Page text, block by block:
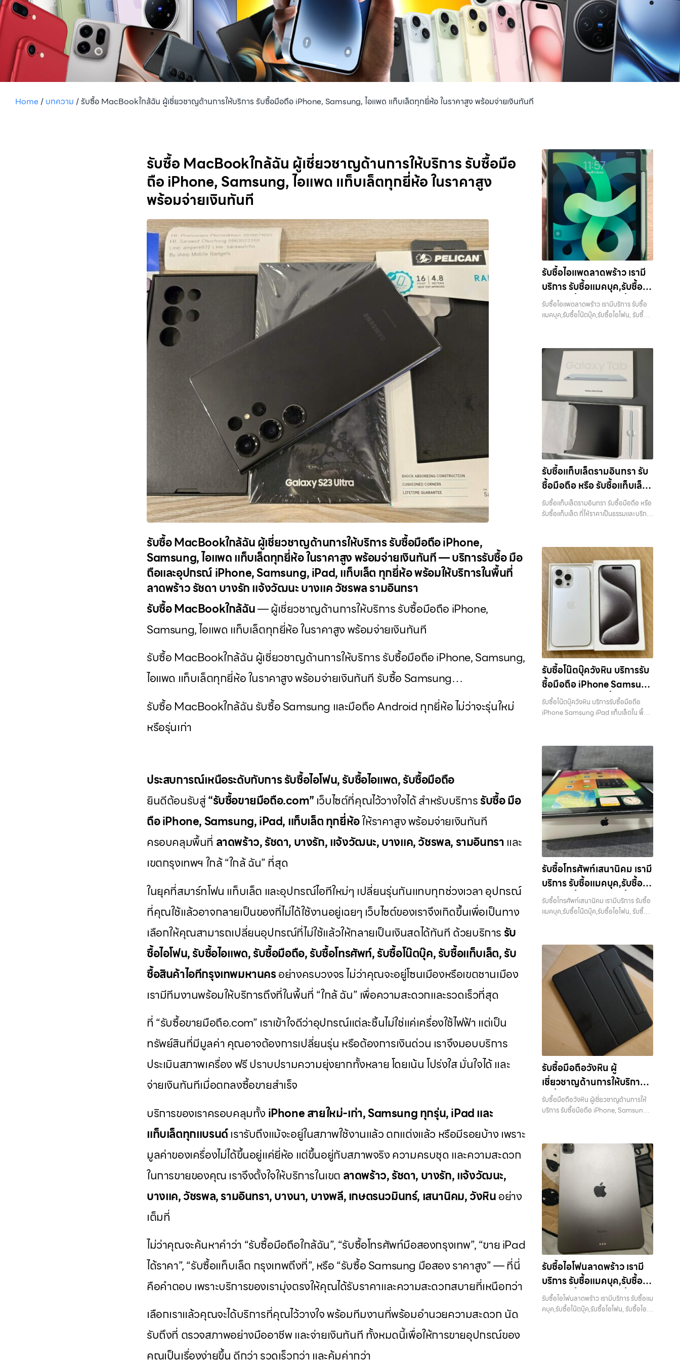
Home/ บทความ /รับซื้อ MacBookใกล้ฉัน ผู้เชี่ยวชาญด้านการให้บริการ รับซื้อมือถือ iPhone, Samsung, ไอแพด แท็บเล็ตทุกยี่ห้อ ในราคาสูง พร้อมจ่ายเงินทันที
รับซื้อ MacBookใกล้ฉัน ผู้เชี่ยวชาญด้านการให้บริการ รับซื้อมือ
ถือ iPhone, Samsung, ไอแพด แท็บเล็ตทุกยี่ห้อ ในราคาสูง
พร้อมจ่ายเงินทันที
รับซื้อ MacBookใกล้ฉัน ผู้เชี่ยวชาญด้านการให้บริการ รับซื้อมือถือ iPhone,
Samsung, ไอแพด แท็บเล็ตทุกยี่ห้อ ในราคาสูง พร้อมจ่ายเงินทันที — บริการรับซื้อ มือ
ถือและอุปกรณ์ iPhone, Samsung, iPad, แท็บเล็ต ทุกยี่ห้อ พร้อมให้บริการในพื้นที่
ลาดพร้าว รัชดา บางรัก แจ้งวัฒนะ บางแค วัชรพล รามอินทรา
รับซื้อ MacBookใกล้ฉัน— ผู้เชี่ยวชาญด้านการให้บริการ รับซื้อมือถือ iPhone,
Samsung, ไอแพด แท็บเล็ตทุกยี่ห้อ ในราคาสูง พร้อมจ่ายเงินทันที
รับซื้อ MacBookใกล้ฉัน ผู้เชี่ยวชาญด้านการให้บริการ รับซื้อมือถือ iPhone, Samsung,
ไอแพด แท็บเล็ตทุกยี่ห้อ ในราคาสูง พร้อมจ่ายเงินทันที รับซื้อ Samsung…
รับซื้อ MacBookใกล้ฉัน รับซื้อ Samsung และมือถือ Android ทุกยี่ห้อ ไม่ว่าจะรุ่นใหม่
หรือรุ่นเก่า
ประสบการณ์เหนือระดับกับการรับซื้อไอโฟน,รับซื้อไอแพด,รับซื้อมือถือ
ยินดีต้อนรับสู่“รับซื้อขายมือถือ.com” เว็บไซต์ที่คุณไว้วางใจได้ สำหรับบริการรับซื้อ มือ
ถือ iPhone, Samsung, iPad, แท็บเล็ต ทุกยี่ห้อให้ราคาสูง พร้อมจ่ายเงินทันที
ครอบคลุมพื้นที่ ลาดพร้าว, รัชดา, บางรัก, แจ้งวัฒนะ, บางแค, วัชรพล, รามอินทรา และ
เขตกรุงเทพฯ ใกล้ “ใกล้ ฉัน” ที่สุด
ในยุคที่สมาร์ทโฟน แท็บเล็ต และอุปกรณ์ไอทีใหม่ๆ เปลี่ยนรุ่นกันแทบทุกช่วงเวลา อุปกรณ์
ที่คุณใช้แล้วอาจกลายเป็นของที่ไม่ได้ใช้งานอยู่เฉยๆ เว็บไซต์ของเราจึงเกิดขึ้นเพื่อเป็นทาง
เลือกให้คุณสามารถเปลี่ยนอุปกรณ์ที่ไม่ใช้แล้วให้กลายเป็นเงินสดได้ทันที ด้วยบริการรับ
ซื้อไอโฟน, รับซื้อไอแพด, รับซื้อมือถือ, รับซื้อโทรศัพท์, รับซื้อโน๊ตบุ๊ค, รับซื้อแท็บเล็ต, รับ
ซื้อสินค้าไอทีกรุงเทพมหานครอย่างครบวงจร ไม่ว่าคุณจะอยู่โซนเมืองหรือเขตชานเมือง
เรามีทีมงานพร้อมให้บริการถึงที่ในพื้นที่ “ใกล้ ฉัน” เพื่อความสะดวกและรวดเร็วที่สุด
ที่ “รับซื้อขายมือถือ.com” เราเข้าใจดีว่าอุปกรณ์แต่ละชิ้นไม่ใช่แค่เครื่องใช้ไฟฟ้า แต่เป็น
ทรัพย์สินที่มีมูลค่า คุณอาจต้องการเปลี่ยนรุ่น หรือต้องการเงินด่วน เราจึงมอบบริการ
ประเมินสภาพเครื่อง ฟรี ปราบปรามความยุ่งยากทั้งหลาย โดยเน้น โปร่งใส มั่นใจได้ และ
จ่ายเงินทันทีเมื่อตกลงซื้อขายสำเร็จ
บริการของเราครอบคลุมทั้ง iPhone สายใหม่-เก่า, Samsung ทุกรุ่น, iPad และ
แท็บเล็ตทุกแบรนด์เรารับถึงแม้จะอยู่ในสภาพใช้งานแล้ว ตกแต่งแล้ว หรือมีรอยบ้าง เพราะ
มูลค่าของเครื่องไม่ได้ขึ้นอยู่แค่ยี่ห้อ แต่ขึ้นอยู่กับสภาพจริง ความครบชุด และความสะดวก
ในการขายของคุณ เราจึงตั้งใจให้บริการในเขต ลาดพร้าว, รัชดา, บางรัก, แจ้งวัฒนะ,
บางแค, วัชรพล, รามอินทรา, บางนา, บางพลี, เกษตรนวมินทร์, เสนานิคม, วังหินอย่าง
เต็มที่
ไม่ว่าคุณจะค้นหาคำว่า “รับซื้อมือถือใกล้ฉัน”, “รับซื้อโทรศัพท์มือสองกรุงเทพ”, “ขาย iPad
ได้ราคา”, “รับซื้อแท็บเล็ต กรุงเทพถึงที่”, หรือ “รับซื้อ Samsung มือสอง ราคาสูง” — ที่นี่
คือคำตอบ เพราะบริการของเรามุ่งตรงให้คุณได้รับราคาและความสะดวกสบายที่เหนือกว่า
เลือกเราแล้วคุณจะได้บริการที่คุณไว้วางใจ พร้อมทีมงานที่พร้อมอำนวยความสะดวก นัด
รับถึงที่ ตรวจสภาพอย่างมืออาชีพ และจ่ายเงินทันที ทั้งหมดนี้เพื่อให้การขายอุปกรณ์ของ
คุณเป็นเรื่องง่ายขึ้น ดีกว่า รวดเร็วกว่า และคุ้มค่ากว่า
รับซื้อไอแพดลาดพร้าว เรามี
บริการ รับซื้อแมคบุค,รับซื้อโน๊
ตบุ๊ค,รับซื้อไอโฟน, รับซื้อไอ
แพด, รับซื้อมือถือ หรือ รับซื้อ
รับซื้อไอแพดลาดพร้าว เรามีบริการ รับซื้อ
แมคบุค,รับซื้อโน๊ตบุ๊ค,รับซื้อไอโฟน, รับซื้อ
เคียง — บริการรับซื้อ มือถือและอุปกรณ์
iPhone, Samsung, iPad, แท็บเล็ต ทุก
ยี่ห้อ พร้อมให้บริการในพื้นที่ ลาดพร้าว รัช
ดา บางรัก แจ้งวัฒนะ บางแค วัชรพล
รามอินทรา รับซื้อไอแพดลาดพร้าว — เรามี
บริการ รับซื้อแมคบุค,รับซื้อโน๊ตบุ๊ค,รับซื้อไอ
โฟน, รับซื้อไอแพด, รับซื้อมือถือ หรือ รับซื้อ
แท็บเล็ต บริการครอบคลุมทั่วกรุงเทพ และ
พื้นที่ใกล้เคียง รับซื้อไอแพดลาดพร้าว เรามี
บริการ รับซื้อแมคบุค,รับซื้อโน๊ตบุ๊ค,รับซื้อไอ
โฟน, รับซื้อไอแพด, รับซื้อมือถือ หรือ รับซื้อ
แท็บเล็ต บริการครอบคลุมทั่วกรุงเทพ… รับ
ซื้อไอแพดลาดพร้าว รับซื้อ iPad และ
แท็บเล็ตทุกแบรนด์ ทุกสภาพ — ขอขายง่าย
การ รับซื้อไอโฟน, รับซื้อไอแพด, รับซื้อมือ
ถือ ยินดีต้อนรับสู่ “รับซื้อขายมือถือ.com”
แท็บเล็ต ทุกยี่ห้อ ให้ราคาสูง พร้อมจ่ายเงิน
ทันที ครอบคลุมพื้นที่ ลาดพร้าว, รัชดา,
บางรัก, แจ้งวัฒนะ, บางแค, วัชรพล,
รามอินทรา และเขตกรุงเทพฯ ใกล้ “ใกล้ ฉัน”
ที่สุด ในยุคที่สมาร์ทโฟน แท็บเล็ต และ
อุปกรณ์ไอทีใหม่ๆ เปลี่ยนรุ่นกันแทบทุกช่วง
เวลา อุปกรณ์ที่คุณใช้แล้วอาจกลายเป็น
ของที่ไม่ได้ใช้งานอยู่เฉยๆ เว็บไซต์ของเราจึง
เกิดขึ้นเพื่อเป็นทางเลือกให้คุณสามารถ
เปลี่ยนอุปกรณ์ที่ไม่ใช้แล้วให้กลายเป็น
เงินสดได้ทันที ด้วยบริการ รับซื้อไอโฟน, รับ
ซื้อไอแพด, รับซื้อมือถือ, รับซื้อโทรศัพท์, รับ
ซื้อโน๊ตบุ๊ค, รับซื้อแท็บเล็ต, รับซื้อสินค้าไอที
กรุงเทพมหานคร อย่างครบวงจร ไม่ว่าคุณ
จะอยู่โซนเมืองหรือเขตชานเมือง เรามีทีม
งานพร้อมให้บริการถึงที่ในพื้นที่ “ใกล้ ฉัน”
เพื่อความสะดวกและรวดเร็วที่สุด ที่ “รับซื้อ
ทรัพย์สินที่มีมูลค่า คุณอาจต้องการเปลี่ยน
รุ่น หรือต้องการเงินด่วน เราจึงมอบบริการ
ประเมินสภาพเครื่อง ฟรี ปราบปรามความ
ยุ่งยากทั้งหลาย โดยเน้น โปร่งใส มั่นใจได้
และจ่ายเงินทันทีเมื่อตกลงซื้อขายสำเร็จ
บริการของเราครอบคลุมทั้ง iPhone สาย
ใหม่-เก่า, Samsung ทุกรุ่น, iPad และ
แท็บเล็ตทุกแบรนด์ เรารับถึงแม้จะอยู่ใน
สภาพใช้งานแล้ว ตกแต่งแล้ว หรือมีรอย
บ้าง เพราะมูลค่าของเครื่องไม่ได้ขึ้นอยู่แค่
ยี่ห้อ แต่ขึ้นอยู่กับสภาพจริง ความครบชุด
และความสะดวกในการขายของคุณ เราจึง
ตั้งใจให้บริการในเขต ลาดพร้าว, รัชดา,
บางรัก, แจ้งวัฒนะ, บางแค, วัชรพล,
รามอินทรา, บางนา, บางพลี, เกษตรนวมิ
นทร์, เสนานิคม, วังหิน อย่างเต็มที่ ไม่ว่าคุณ
“รับซื้อ Samsung มือสอง ราคาสูง” — ที่
นี่คือคำตอบ เพราะบริการของเรามุ่งตรงให้
คุณได้รับราคาและความสะดวกสบายที่
เหนือกว่า เลือกเราแล้วคุณจะได้บริการที่คุณ
ไว้วางใจ พร้อมทีมงานที่พร้อมอำนวยความ
สะดวก นัดรับถึงที่ ตรวจสภาพอย่างมือ
อาชีพ และจ่ายเงินทันที ทั้งหมดนี้เพื่อให้การ
ขายอุปกรณ์ของคุณเป็นเรื่องง่ายขึ้น ดีกว่า
รวดเร็วกว่า และคุ้มค่ากว่า ทำไมต้องเลือก
เรา ผู้เชี่ยวชาญด้านการให้บริการ รับซื้อมือ
ถือ iPhone, Samsung, ไอแพด แท็บเล็ต
ทุกยี่ห้อ ในราคาสูง พร้อมจ่ายเงินทันที โดย
เน้นบริการในพื้นที่ ลาดพร้าว, รัชดา, บางรัก,
แจ้งวัฒนะ, บางแค, วัชรพล, รามอินทรา,
รวมถึง บางนา, บางพลี, เกษตรนวมินทร์,
เสนานิคม, วังหินไม่ว่าคุณจะต้องการ รับซื้อ
ไอที กรุงเทพฯ – เราพร้อมให้บริการครบ
วงจร บริการของเรา เราให้บริการแบบครบ
วงจรสำหรับลูกค้าที่ต้องการขายอุปกรณ์
ไอที ไม่ว่าจะเป็น:…
รับซื้อแท็บเล็ตรามอินทรา รับ
ซื้อมือถือ หรือ รับซื้อแท็บเล็ต
ที่ให้ราคาเป็นธรรมและบริการ
รวดเร็ว บริการครอบคลุมทั่ว
รับซื้อแท็บเล็ตรามอินทรา รับซื้อมือถือ หรือ
รับซื้อแท็บเล็ต ที่ให้ราคาเป็นธรรมและบริการ
อุปกรณ์ iPhone, Samsung, iPad,
แท็บเล็ต ทุกยี่ห้อ พร้อมให้บริการในพื้นที่
ลาดพร้าว รัชดา บางรัก แจ้งวัฒนะ บางแค
วัชรพล รามอินทรา รับซื้อแท็บเล็ตรามอินท
รา — รับซื้อมือถือ หรือ รับซื้อแท็บเล็ต ที่ให้
ราคาเป็นธรรมและบริการรวดเร็ว บริการ
ครอบคลุมทั่วกรุงเทพ และพื้นที่ใกล้เคียง รับ
ซื้อแท็บเล็ตรามอินทรา รับซื้อมือถือ หรือ รับ
ซื้อแท็บเล็ต ที่ให้ราคาเป็นธรรมและบริการ
รวดเร็ว บริการครอบคลุมทั่วกรุงเทพ และ
พื้นที่ใกล้เคียง รับซื้อ… รับซื้อแท็บเล็ตรามอิ
นทรา รับซื้อ Samsung และมือถือ
Android ทุกยี่ห้อ ไม่ว่าจะรุ่นใหม่หรือรุ่นเก่า
ประสบการณ์เหนือระดับกับการ รับซื้อไอ
โฟน, รับซื้อไอแพด, รับซื้อมือถือ ยินดี
ต้อนรับสู่ “รับซื้อขายมือถือ.com” เว็บไซต์
ที่คุณไว้วางใจได้ สำหรับบริการ รับซื้อ มือ
ครอบคลุมพื้นที่ ลาดพร้าว, รัชดา, บางรัก,
แจ้งวัฒนะ, บางแค, วัชรพล, รามอินทรา
และเขตกรุงเทพฯ ใกล้ “ใกล้ ฉัน” ที่สุด ในยุค
ที่สมาร์ทโฟน แท็บเล็ต และอุปกรณ์ไอทีใหม่ๆ
เปลี่ยนรุ่นกันแทบทุกช่วงเวลา อุปกรณ์ที่
คุณใช้แล้วอาจกลายเป็นของที่ไม่ได้ใช้งาน
อยู่เฉยๆ เว็บไซต์ของเราจึงเกิดขึ้นเพื่อเป็น
ทางเลือกให้คุณสามารถเปลี่ยนอุปกรณ์ที่ไม่
ใช้แล้วให้กลายเป็นเงินสดได้ทันที ด้วย
บริการ รับซื้อไอโฟน, รับซื้อไอแพด, รับซื้อ
มือถือ, รับซื้อโทรศัพท์, รับซื้อโน๊ตบุ๊ค, รับซื้อ
แท็บเล็ต, รับซื้อสินค้าไอทีกรุงเทพมหานคร
อย่างครบวงจร ไม่ว่าคุณจะอยู่โซนเมือง
หรือเขตชานเมือง เรามีทีมงานพร้อมให้
บริการถึงที่ในพื้นที่ “ใกล้ ฉัน” เพื่อความ
สะดวกและรวดเร็วที่สุด ที่ “รับซื้อขายมือ
ถือ.com” เราเข้าใจดีว่าอุปกรณ์แต่ละชิ้น
ต้องการเงินด่วน เราจึงมอบบริการประเมิน
สภาพเครื่อง ฟรี ปราบปรามความยุ่งยาก
ทั้งหลาย โดยเน้น โปร่งใส มั่นใจได้ และจ่าย
เงินทันทีเมื่อตกลงซื้อขายสำเร็จ บริการของ
เราครอบคลุมทั้ง iPhone สายใหม่-เก่า,
Samsung ทุกรุ่น, iPad และแท็บเล็ตทุก
แบรนด์ เรารับถึงแม้จะอยู่ในสภาพใช้งาน
แล้ว ตกแต่งแล้ว หรือมีรอยบ้าง เพราะมูลค่า
ของเครื่องไม่ได้ขึ้นอยู่แค่ยี่ห้อ แต่ขึ้นอยู่กับ
สภาพจริง ความครบชุด และความสะดวกใน
การขายของคุณ เราจึงตั้งใจให้บริการในเขต
ลาดพร้าว, รัชดา, บางรัก, แจ้งวัฒนะ,
บางแค, วัชรพล, รามอินทรา, บางนา,
บางพลี, เกษตรนวมินทร์, เสนานิคม, วังหิน
อย่างเต็มที่ ไม่ว่าคุณจะค้นหาคำว่า “รับซื้อ
มือถือใกล้ฉัน”, “รับซื้อโทรศัพท์มือสอง
ตอบ เพราะบริการของเรามุ่งตรงให้คุณได้
รับราคาและความสะดวกสบายที่เหนือกว่า
เลือกเราแล้วคุณจะได้บริการที่คุณไว้วางใจ
พร้อมทีมงานที่พร้อมอำนวยความสะดวก
นัดรับถึงที่ ตรวจสภาพอย่างมืออาชีพ และ
จ่ายเงินทันที ทั้งหมดนี้เพื่อให้การขาย
อุปกรณ์ของคุณเป็นเรื่องง่ายขึ้น ดีกว่า
รวดเร็วกว่า และคุ้มค่ากว่า ทำไมต้องเลือก
เรา ผู้เชี่ยวชาญด้านการให้บริการ รับซื้อมือ
ถือ iPhone, Samsung, ไอแพด แท็บเล็ต
ทุกยี่ห้อ ในราคาสูง พร้อมจ่ายเงินทันที โดย
เน้นบริการในพื้นที่ ลาดพร้าว, รัชดา, บางรัก,
แจ้งวัฒนะ, บางแค, วัชรพล, รามอินทรา,
รวมถึง บางนา, บางพลี, เกษตรนวมินทร์,
เสนานิคม, วังหินไม่ว่าคุณจะต้องการ รับซื้อ
โทรศัพท์, รับซื้อแมคบุค, รับซื้อโน๊ตบุ๊ค, รับ
รับซื้อโน๊ตบุ๊ควังหิน บริการรับ
ซื้อมือถือ iPhone Samsung
iPad แท็บเล็ตใน พื้นที่
ลาดพร้าว รัชดา บางรัก
รับซื้อโน๊ตบุ๊ควังหิน บริการรับซื้อมือถือ
iPhone Samsung iPad แท็บเล็ตใน พื้นที่
บริการรับซื้อ มือถือและอุปกรณ์ iPhone,
Samsung, iPad, แท็บเล็ต ทุกยี่ห้อ พร้อม
ให้บริการในพื้นที่ ลาดพร้าว รัชดา บางรัก
แจ้งวัฒนะ บางแค วัชรพล รามอินทรา รับ
ซื้อโน๊ตบุ๊ควังหิน — บริการรับซื้อมือถือ
iPhone Samsung iPad แท็บเล็ตใน พื้นที่
ลาดพร้าว รัชดา บางรัก แจ้งวัฒนะ บางแค
วัชรพล รามอินทรา พร้อมจ่ายเงินทันที รับ
ซื้อโน๊ตบุ๊ควังหิน บริการรับซื้อมือถือ
iPhone Samsung iPad แท็บเล็ตใน พื้นที่
ลาดพร้าว รัชดา บางรัก แจ้งวัฒนะ บางแค
วัชรพล รามอินทรา พร้อมจ่ายเงินทันที…
รับซื้อโน๊ตบุ๊ควังหิน รับซื้อ iPad และ
แท็บเล็ตทุกแบรนด์ ทุกสภาพ — ขอขายง่าย
ได้เงินเร็ว ประสบการณ์เหนือระดับกับ
การ รับซื้อไอโฟน, รับซื้อไอแพด, รับซื้อมือ
ถือ ยินดีต้อนรับสู่ “รับซื้อขายมือถือ.com”
แท็บเล็ต ทุกยี่ห้อ ให้ราคาสูง พร้อมจ่ายเงิน
ทันที ครอบคลุมพื้นที่ ลาดพร้าว, รัชดา,
บางรัก, แจ้งวัฒนะ, บางแค, วัชรพล,
รามอินทรา และเขตกรุงเทพฯ ใกล้ “ใกล้ ฉัน”
ที่สุด ในยุคที่สมาร์ทโฟน แท็บเล็ต และ
อุปกรณ์ไอทีใหม่ๆ เปลี่ยนรุ่นกันแทบทุกช่วง
เวลา อุปกรณ์ที่คุณใช้แล้วอาจกลายเป็น
ของที่ไม่ได้ใช้งานอยู่เฉยๆ เว็บไซต์ของเราจึง
เกิดขึ้นเพื่อเป็นทางเลือกให้คุณสามารถ
เปลี่ยนอุปกรณ์ที่ไม่ใช้แล้วให้กลายเป็น
เงินสดได้ทันที ด้วยบริการ รับซื้อไอโฟน, รับ
ซื้อไอแพด, รับซื้อมือถือ, รับซื้อโทรศัพท์, รับ
ซื้อโน๊ตบุ๊ค, รับซื้อแท็บเล็ต, รับซื้อสินค้าไอที
กรุงเทพมหานคร อย่างครบวงจร ไม่ว่าคุณ
จะอยู่โซนเมืองหรือเขตชานเมือง เรามีทีม
งานพร้อมให้บริการถึงที่ในพื้นที่ “ใกล้ ฉัน”
เพื่อความสะดวกและรวดเร็วที่สุด ที่ “รับซื้อ
ทรัพย์สินที่มีมูลค่า คุณอาจต้องการเปลี่ยน
รุ่น หรือต้องการเงินด่วน เราจึงมอบบริการ
ประเมินสภาพเครื่อง ฟรี ปราบปรามความ
ยุ่งยากทั้งหลาย โดยเน้น โปร่งใส มั่นใจได้
และจ่ายเงินทันทีเมื่อตกลงซื้อขายสำเร็จ
บริการของเราครอบคลุมทั้ง iPhone สาย
ใหม่-เก่า, Samsung ทุกรุ่น, iPad และ
แท็บเล็ตทุกแบรนด์ เรารับถึงแม้จะอยู่ใน
สภาพใช้งานแล้ว ตกแต่งแล้ว หรือมีรอย
บ้าง เพราะมูลค่าของเครื่องไม่ได้ขึ้นอยู่แค่
ยี่ห้อ แต่ขึ้นอยู่กับสภาพจริง ความครบชุด
และความสะดวกในการขายของคุณ เราจึง
ตั้งใจให้บริการในเขต ลาดพร้าว, รัชดา,
บางรัก, แจ้งวัฒนะ, บางแค, วัชรพล,
รามอินทรา, บางนา, บางพลี, เกษตรนวมิ
นทร์, เสนานิคม, วังหิน อย่างเต็มที่ ไม่ว่าคุณ
รับซื้อโทรศัพท์เสนานิคม เรามี
บริการ รับซื้อแมคบุค,รับซื้อโน๊
ตบุ๊ค,รับซื้อไอโฟน, รับซื้อไอ
แพด, รับซื้อมือถือ หรือ รับซื้อ
รับซื้อโทรศัพท์เสนานิคม เรามีบริการ รับซื้อ
แมคบุค,รับซื้อโน๊ตบุ๊ค,รับซื้อไอโฟน, รับซื้อ
เคียง — บริการรับซื้อ มือถือและอุปกรณ์
iPhone, Samsung, iPad, แท็บเล็ต ทุก
ยี่ห้อ พร้อมให้บริการในพื้นที่ ลาดพร้าว รัช
ดา บางรัก แจ้งวัฒนะ บางแค วัชรพล
รามอินทรา รับซื้อโทรศัพท์เสนานิคม — เรา
มีบริการ รับซื้อแมคบุค,รับซื้อโน๊ตบุ๊ค,รับซื้อ
ไอโฟน, รับซื้อไอแพด, รับซื้อมือถือ หรือ รับ
ซื้อแท็บเล็ต บริการครอบคลุมทั่วกรุงเทพ
และพื้นที่ใกล้เคียง รับซื้อโทรศัพท์เสนานิคม
เรามีบริการ รับซื้อแมคบุค,รับซื้อโน๊ตบุ๊ค,รับ
ซื้อไอโฟน, รับซื้อไอแพด, รับซื้อมือถือ หรือ
รับซื้อแท็บเล็ต บริการครอบคลุมทั่ว
กรุงเทพ… รับซื้อโทรศัพท์เสนานิคม รับซื้อ
Samsung และมือถือ Android ทุกยี่ห้อ
ไม่ว่าจะรุ่นใหม่หรือรุ่นเก่า ประสบการณ์
เหนือระดับกับการ รับซื้อไอโฟน, รับซื้อไอ
แพด, รับซื้อมือถือ ยินดีต้อนรับสู่ “รับซื้อ
Samsung, iPad, แท็บเล็ต ทุกยี่ห้อ ให้
ราคาสูง พร้อมจ่ายเงินทันที ครอบคลุมพื้นที่
ลาดพร้าว, รัชดา, บางรัก, แจ้งวัฒนะ,
บางแค, วัชรพล, รามอินทรา และเขต
กรุงเทพฯ ใกล้ “ใกล้ ฉัน” ที่สุด ในยุคที่สมา
ร์ทโฟน แท็บเล็ต และอุปกรณ์ไอทีใหม่ๆ
เปลี่ยนรุ่นกันแทบทุกช่วงเวลา อุปกรณ์ที่
คุณใช้แล้วอาจกลายเป็นของที่ไม่ได้ใช้งาน
อยู่เฉยๆ เว็บไซต์ของเราจึงเกิดขึ้นเพื่อเป็น
ทางเลือกให้คุณสามารถเปลี่ยนอุปกรณ์ที่ไม่
ใช้แล้วให้กลายเป็นเงินสดได้ทันที ด้วย
บริการ รับซื้อไอโฟน, รับซื้อไอแพด, รับซื้อ
มือถือ, รับซื้อโทรศัพท์, รับซื้อโน๊ตบุ๊ค, รับซื้อ
แท็บเล็ต, รับซื้อสินค้าไอทีกรุงเทพมหานคร
อย่างครบวงจร ไม่ว่าคุณจะอยู่โซนเมือง
หรือเขตชานเมือง เรามีทีมงานพร้อมให้
บริการถึงที่ในพื้นที่ “ใกล้ ฉัน” เพื่อความ
รับซื้อมือถือวังหิน ผู้
เชี่ยวชาญด้านการให้บริการ
รับซื้อมือถือ iPhone,
Samsung, ไอแพด แท็บเล็ต
รับซื้อมือถือวังหิน ผู้เชี่ยวชาญด้านการให้
บริการ รับซื้อมือถือ iPhone, Samsung,
อุปกรณ์ iPhone, Samsung, iPad,
แท็บเล็ต ทุกยี่ห้อ พร้อมให้บริการในพื้นที่
ลาดพร้าว รัชดา บางรัก แจ้งวัฒนะ บางแค
วัชรพล รามอินทรา รับซื้อมือถือวังหิน — ผู้
เชี่ยวชาญด้านการให้บริการ รับซื้อมือถือ
iPhone, Samsung, ไอแพด แท็บเล็ตทุก
ยี่ห้อ ในราคาสูง พร้อมจ่ายเงินทันที รับซื้อ
มือถือวังหิน ผู้เชี่ยวชาญด้านการให้บริการ
รับซื้อมือถือ iPhone, Samsung, ไอแพด
แท็บเล็ตทุกยี่ห้อ ในราคาสูง พร้อมจ่ายเงิน
ทันที บริการถึงพื้นที่… รับซื้อมือถือวังหิน
บริการถึงพื้นที่ เขตลาดพร้าว, รัชดา,
บางรัก, แจ้งวัฒนะ, บางแค, วัชรพล,
รามอินทรา — นัดรับสะดวกทุกเขต
ประสบการณ์เหนือระดับกับการ รับซื้อไอ
โฟน, รับซื้อไอแพด, รับซื้อมือถือ ยินดี
ต้อนรับสู่ “รับซื้อขายมือถือ.com” เว็บไซต์
รับซื้อไอโฟนลาดพร้าว เรามี
บริการ รับซื้อแมคบุค,รับซื้อโน๊
ตบุ๊ค,รับซื้อไอโฟน, รับซื้อไอ
แพด, รับซื้อมือถือ หรือ รับซื้อ
รับซื้อไอโฟนลาดพร้าว เรามีบริการ รับซื้อแม
คบุค,รับซื้อโน๊ตบุ๊ค,รับซื้อไอโฟน, รับซื้อไอ